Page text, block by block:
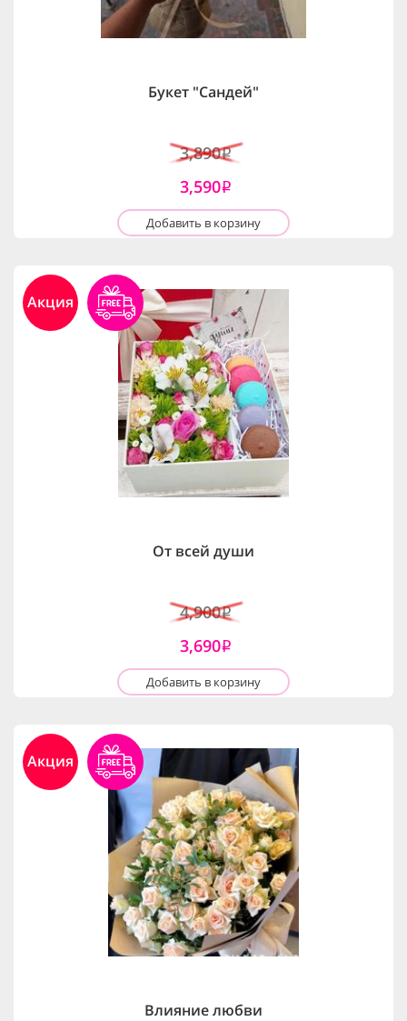
Букет "Сандей"
3,890i
3,590i
Добавить в корзину
Акция
От всей души
4,900i
3,690i
Добавить в корзину
Акция
Влияние любви